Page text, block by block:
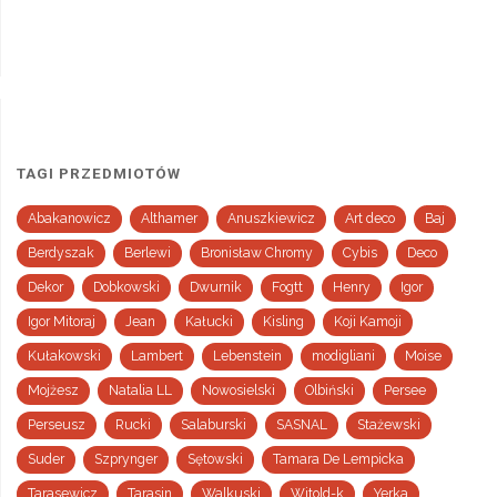
TAGI PRZEDMIOTÓW
Abakanowicz Althamer Anuszkiewicz Art deco Baj
Berdyszak Berlewi Bronisław Chromy Cybis Deco
Dekor Dobkowski Dwurnik Fogtt Henry Igor
Igor Mitoraj Jean Kałucki Kisling Koji Kamoji
Kułakowski Lambert Lebenstein modigliani Moise
Mojżesz Natalia LL Nowosielski Olbiński Persee
Perseusz Rucki Salaburski SASNAL Stażewski
Suder Szprynger Sętowski Tamara De Lempicka
Tarasewicz Tarasin Walkuski Witold-k Yerka